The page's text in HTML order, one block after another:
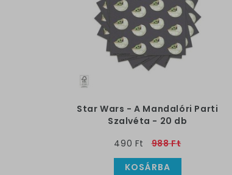
Star Wars - A Mandalóri Parti
Szalvéta - 20 db
490 Ft
988 Ft
KOSÁRBA